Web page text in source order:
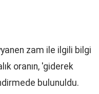
zam ile ilgili bilgi
oranın, 'giderek
bulunuldu.